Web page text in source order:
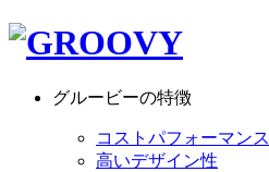
グルービーの特徴
コストパフォーマンス
高いデザイン性